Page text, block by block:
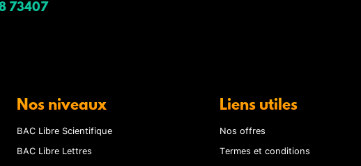
73407
Nos niveaux
BAC Libre Scientifique
BAC Libre Lettres
Liens utiles
Nos offres
Termes et conditions